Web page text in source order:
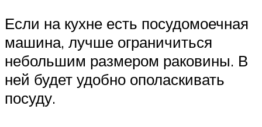
Если на кухне есть посудомоечная
машина, лучше ограничиться
небольшим размером раковины. В
ней будет удобно ополаскивать
посуду.